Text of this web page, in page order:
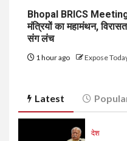
Bhopal BRICS
मंत्रियों का महामंथन,
संग लंच
1 hour ago Expose
Latest
देश